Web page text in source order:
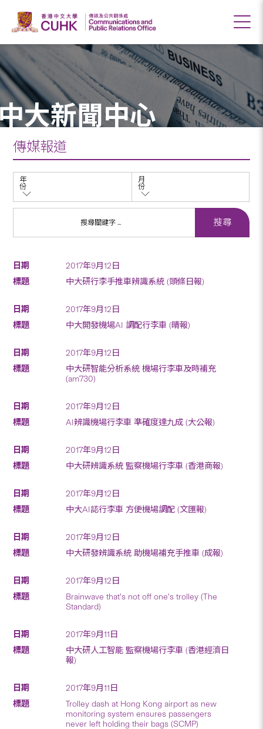
大新聞中心
傳媒報道
年
份
月
份
2017年9月12日
中大研行李手推車辨識系統 (頭條日報)
2017年9月12日
中大開發機場AI 調配行李車 (晴報)
2017年9月12日
中大研智能分析系統 機場行李車及時補充
(am730)
2017年9月12日
AI辨識機場行李車 準確度達九成 (大公報)
2017年9月12日
中大研辨識系統 監察機場行李車 (香港商報)
2017年9月12日
中大AI認行李車 方便機場調配 (文匯報)
2017年9月12日
中大研發辨識系統 助機場補充手推車 (成報)
2017年9月12日
Brainwave that’s not off one’s trolley (The
Standard)
2017年9月11日
中大研人工智能 監察機場行李車 (香港經濟日
報)
2017年9月11日
Trolley dash at Hong Kong airport as new
monitoring system ensures passengers
never left holding their bags (SCMP)